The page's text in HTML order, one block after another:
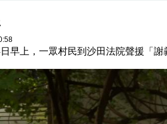
早上，一眾村民到沙田法院聲援「謝